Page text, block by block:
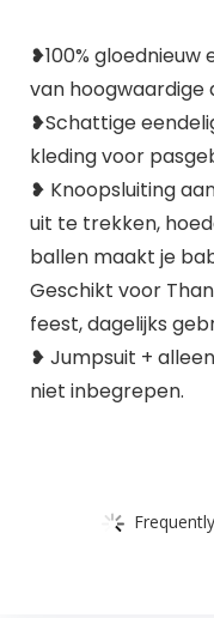
❥100%
van hoogwaardige
❥Schattige
kleding voor
❥ Knoopsluiting
uit te trekken,
ballen maakt je
Geschikt voor
feest, dagelijks
❥ Jumpsuit +
niet inbegrepen.